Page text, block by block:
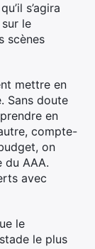
s’agira
sur le
scènes
mettre en
Sans doute
en
compte-
on
du AAA.
avec
le
le plus